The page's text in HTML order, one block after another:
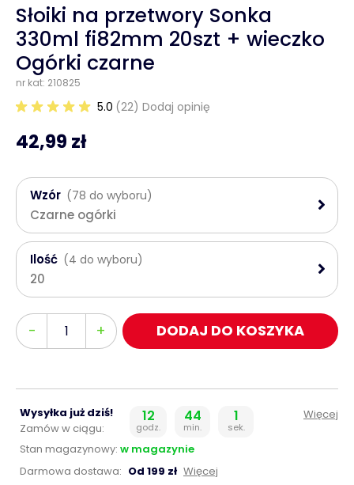
Słoiki na przetwory Sonka
330ml fi82mm 20szt + wieczko
Ogórki czarne
nr kat: 210825
5.0 (22) Dodaj opinię
42,99 zł
Wzór (78 do wyboru)
Czarne ogórki
Ilość (4 do wyboru)
20
-
Ilość + DODAJ DO KOSZYKA
Wysyłka już dziś!
Zamów w ciągu:
12
godz.
44
min.
1
sek.
Więcej
Stan magazynowy: w magazynie
Darmowa dostawa: Od 199 zł Więcej